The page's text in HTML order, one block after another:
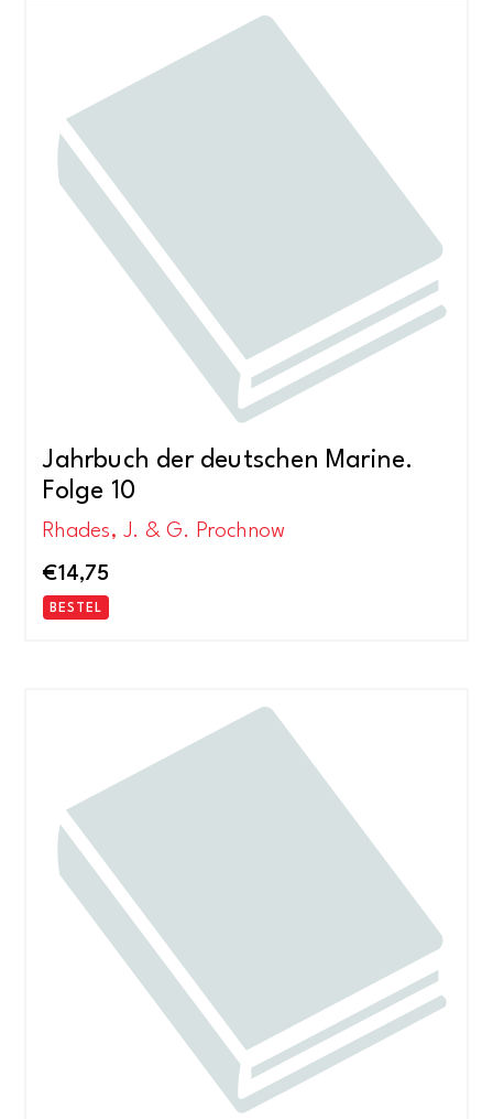
Jahrbuch der deutschen Marine.
Folge 10
Rhades, J. & G. Prochnow
€14,75
BESTEL